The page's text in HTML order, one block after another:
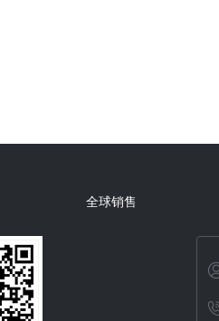
全球销售